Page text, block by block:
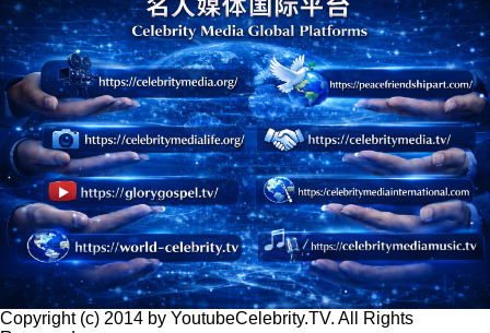
Copyright (c) 2014 by YoutubeCelebrity.TV. All Rights